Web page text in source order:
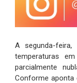
A segunda-
temperaturas
parcialmente
Conforme aponta